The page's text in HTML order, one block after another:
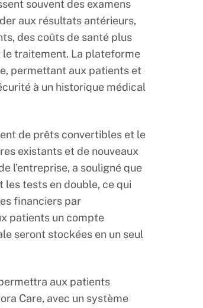
souvent des examens
aux résultats antérieurs,
des coûts de santé plus
traitement. La plateforme
permettant aux patients et
à un historique médical
de prêts convertibles et le
existants et de nouveaux
l’entreprise, a souligné que
tests en double, ce qui
financiers par
patients un compte
seront stockées en un seul
aux patients
Care, avec un système